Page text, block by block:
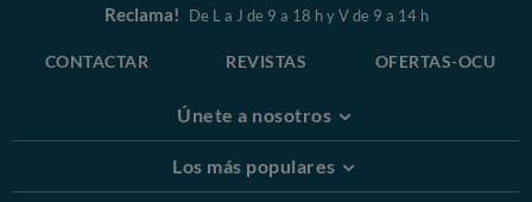
Reclama! De L a J de 9 a 18 h y V de 9 a 14 h
CONTACTAR REVISTAS OFERTAS-OCU
Únete a nosotros
Los más populares